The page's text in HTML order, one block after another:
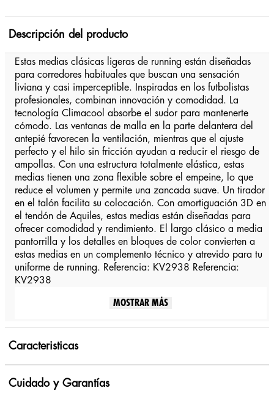
Descripción del producto
Estas medias clásicas ligeras de running están diseñadas
para corredores habituales que buscan una sensación
liviana y casi imperceptible. Inspiradas en los futbolistas
profesionales, combinan innovación y comodidad. La
tecnología Climacool absorbe el sudor para mantenerte
cómodo. Las ventanas de malla en la parte delantera del
antepié favorecen la ventilación, mientras que el ajuste
perfecto y el hilo sin fricción ayudan a reducir el riesgo de
ampollas. Con una estructura totalmente elástica, estas
medias tienen una zona flexible sobre el empeine, lo que
reduce el volumen y permite una zancada suave. Un tirador
en el talón facilita su colocación. Con amortiguación 3D en
el tendón de Aquiles, estas medias están diseñadas para
ofrecer comodidad y rendimiento. El largo clásico a media
pantorrilla y los detalles en bloques de color convierten a
estas medias en un complemento técnico y atrevido para tu
uniforme de running. Referencia: KV2938 Referencia:
KV2938
MOSTRAR MÁS
Caracteristicas
Cuidado y Garantías